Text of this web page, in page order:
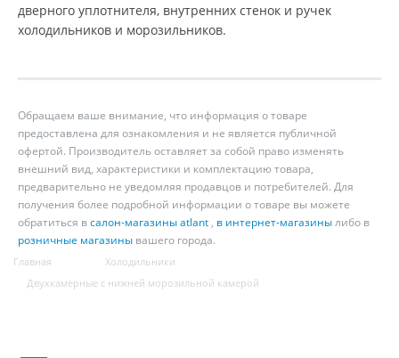
дверного уплотнителя, внутренних стенок и ручек
холодильников и морозильников.
Обращаем ваше внимание, что информация о товаре
предоставлена для ознакомления и не является публичной
офертой. Производитель оставляет за собой право изменять
внешний вид, характеристики и комплектацию товара,
предварительно не уведомляя продавцов и потребителей. Для
получения более подробной информации о товаре вы можете
обратиться всалон-магазины atlant , в интернет-магазинылибо в
розничные магазины вашего города.
Главная
Холодильники
Двухкамерные с нижней морозильной камерой